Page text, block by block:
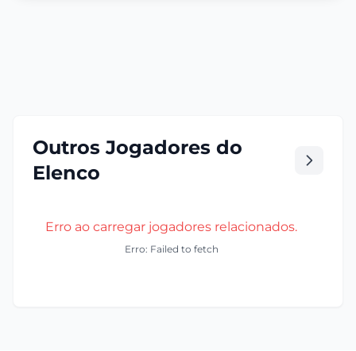
Outros Jogadores do
Elenco
Erro ao carregar jogadores relacionados.
Erro: Failed to fetch